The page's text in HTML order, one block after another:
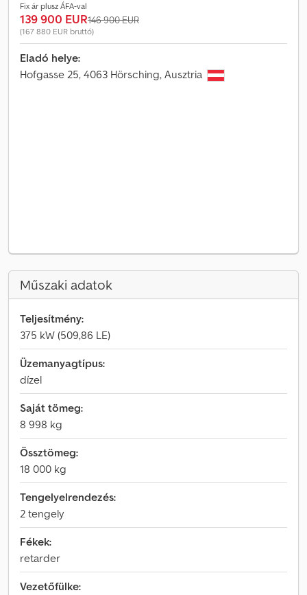
Fix ár plusz ÁFA-val
139 900 EUR146 900 EUR
(167 880 EUR bruttó)
Eladó helye:
Hofgasse 25, 4063 Hörsching, Ausztria
Műszaki adatok
Teljesítmény:
375 kW (509,86 LE)
Üzemanyagtípus:
dízel
Saját tömeg:
8 998 kg
Össztömeg:
18 000 kg
Tengelyelrendezés:
2 tengely
Fékek:
retarder
Vezetőfülke: